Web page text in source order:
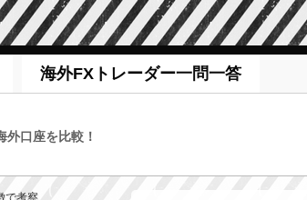
海外FXトレーダー一問一答
外口座を比較！
で考察